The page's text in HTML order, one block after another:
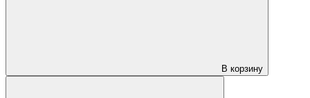
В корзину